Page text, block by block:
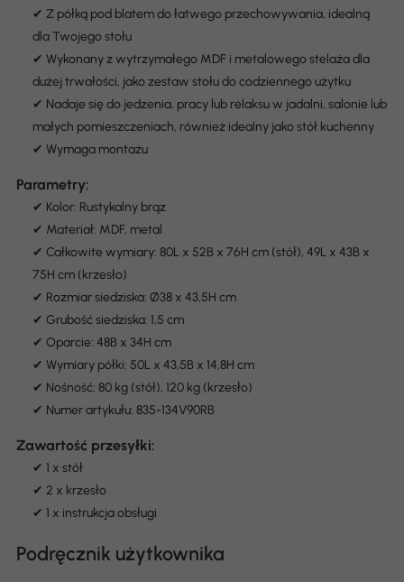
✔ Z półką pod blatem do łatwego przechowywania, idealną
dla Twojego stołu
✔ Wykonany z wytrzymałego MDF i metalowego stelaża dla
dużej trwałości, jako zestaw stołu do codziennego użytku
✔ Nadaje się do jedzenia, pracy lub relaksu w jadalni, salonie lub
małych pomieszczeniach, również idealny jako stół kuchenny
✔ Wymaga montażu
Parametry:
✔ Kolor: Rustykalny brąz
✔ Materiał: MDF, metal
✔ Całkowite wymiary: 80L x 52B x 76H cm (stół), 49L x 43B x
75H cm (krzesło)
✔ Rozmiar siedziska: Ø38 x 43,5H cm
✔ Grubość siedziska: 1,5 cm
✔ Oparcie: 48B x 34H cm
✔ Wymiary półki: 50L x 43,5B x 14,8H cm
✔ Nośność: 80 kg (stół), 120 kg (krzesło)
✔ Numer artykułu: 835-134V90RB
Zawartość przesyłki:
✔ 1 x stół
✔ 2 x krzesło
✔ 1 x instrukcja obsługi
Podręcznik użytkownika